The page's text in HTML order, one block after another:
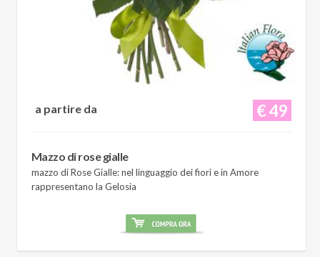
€ 49
a partire da
Mazzo di rose gialle
mazzo di Rose Gialle: nel linguaggio dei fiori e in Amore
rappresentano la Gelosia